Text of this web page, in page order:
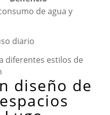
de agua y
diario
diferentes estilos de
diseño de